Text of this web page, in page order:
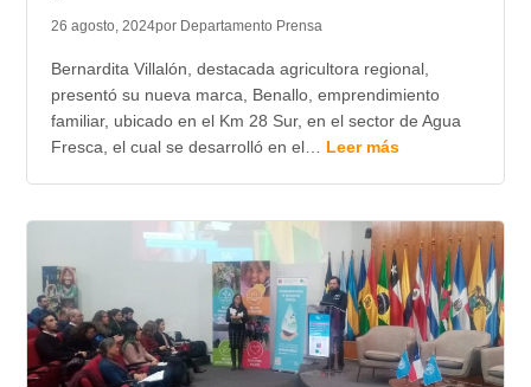
26 agosto, 2024por Departamento Prensa
Bernardita Villalón, destacada agricultora regional,
presentó su nueva marca, Benallo, emprendimiento
familiar, ubicado en el Km 28 Sur, en el sector de Agua
Fresca, el cual se desarrolló en el… Leer más